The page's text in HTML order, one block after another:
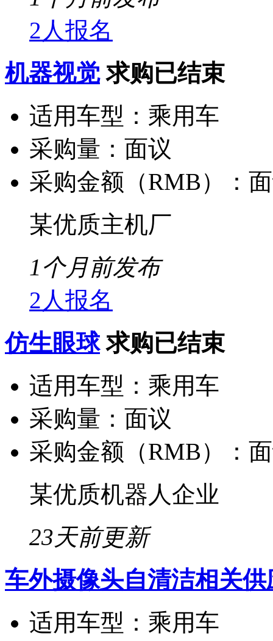
2人报名
机器视觉 求购已结束
适用车型： 乘用车
采购量： 面议
采购金额（RMB）：
某优质主机厂
1个月前发布
2人报名
仿生眼球 求购已结束
适用车型： 乘用车
采购量： 面议
采购金额（RMB）：
某优质机器人企业
23天前更新
车外摄像头自清洁相关供
适用车型： 乘用车